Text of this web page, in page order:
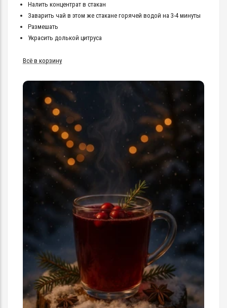
Налить концентрат в стакан
Заварить чай в этом же стакане горячей водой на 3-4 минуты
Размешать
Украсить долькой цитруса
Всё в корзину